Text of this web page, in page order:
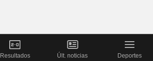
Resultados Últ. noticias Deportes